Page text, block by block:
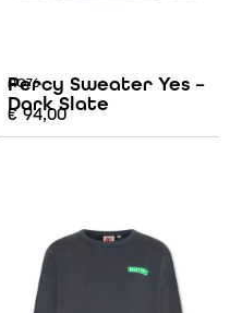
AO76
Percy Sweater Yes –
Dark Slate
€94,00